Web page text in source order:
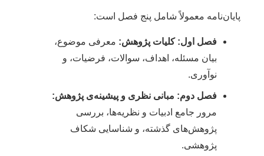
پایان‌نامه معمولاً شامل پنج فصل است:
فصل اول: کلیات پژوهش: معرفی موضوع،
بیان مسئله، اهداف، سوالات، فرضیات، و
نوآوری.
فصل دوم: مبانی نظری و پیشینه‌ی پژوهش:
مرور جامع ادبیات و نظریه‌ها، بررسی
پژوهش‌های گذشته، و شناسایی شکاف
پژوهشی.